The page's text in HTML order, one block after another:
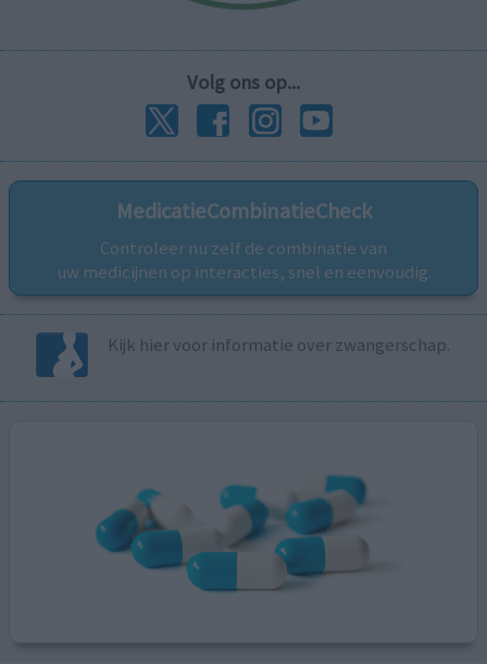
Volg ons op...
MedicatieCombinatieCheck
Controleer nu zelf de combinatie van
uw medicijnen op interacties, snel en eenvoudig.
Kijk hier voor informatie over zwangerschap.